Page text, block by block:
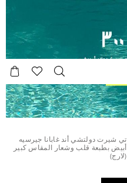
تي شيرت دولتشي أند غابانا جيرسيه
أبيض بطبعة قلب وشعار المقاس كبير
(لارج)